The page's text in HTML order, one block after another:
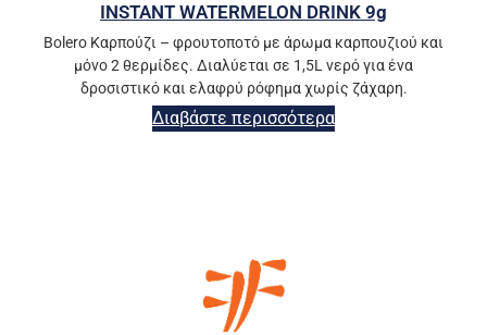
INSTANT WATERMELON DRINK 9g
Bolero Καρπούζι – φρουτοποτό με άρωμα καρπουζιού και
μόνο 2 θερμίδες. Διαλύεται σε 1,5L νερό για ένα
δροσιστικό και ελαφρύ ρόφημα χωρίς ζάχαρη.
Διαβάστε περισσότερα